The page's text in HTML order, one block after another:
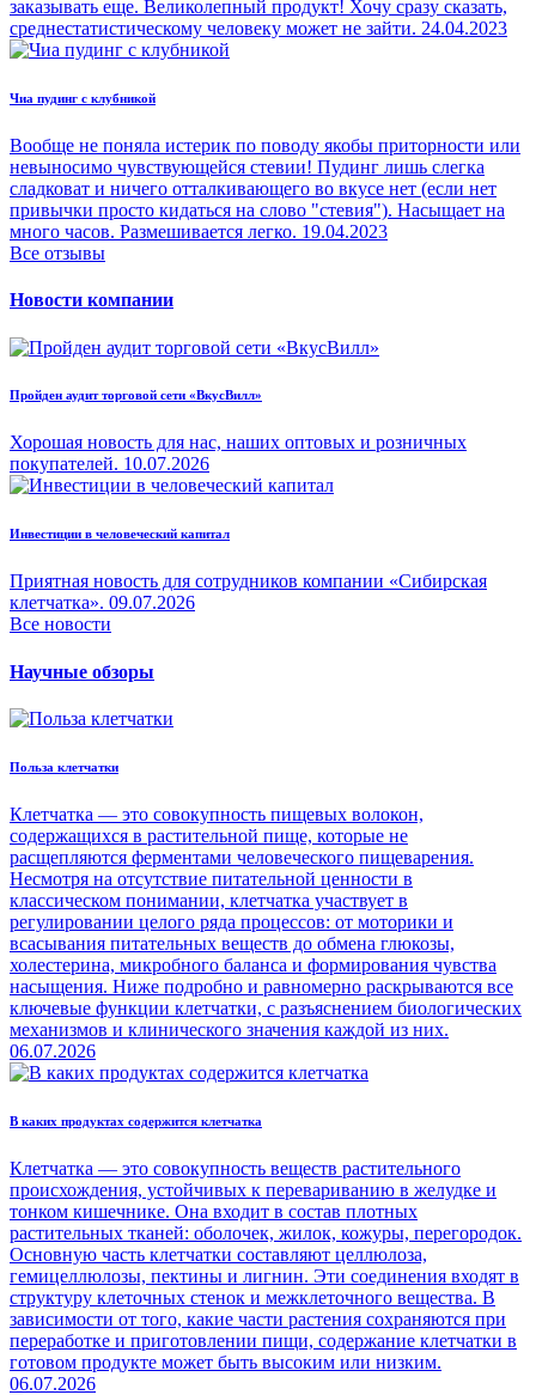
заказывать еще. Великолепный продукт! Хочу сразу сказать,
среднестатистическому человеку может не зайти. 24.04.2023
Чиа пудинг с клубникой
Вообще не поняла истерик по поводу якобы приторности или
невыносимо чувствующейся стевии! Пудинг лишь слегка
сладковат и ничего отталкивающего во вкусе нет (если нет
привычки просто кидаться на слово "стевия"). Насыщает на
много часов. Размешивается легко. 19.04.2023
Все отзывы
Новости компании
Пройден аудит торговой сети «ВкусВилл»
Хорошая новость для нас, наших оптовых и розничных
покупателей. 10.07.2026
Инвестиции в человеческий капитал
Приятная новость для сотрудников компании «Сибирская
клетчатка». 09.07.2026
Все новости
Научные обзоры
Польза клетчатки
Клетчатка — это совокупность пищевых волокон,
содержащихся в растительной пище, которые не
расщепляются ферментами человеческого пищеварения.
Несмотря на отсутствие питательной ценности в
классическом понимании, клетчатка участвует в
регулировании целого ряда процессов: от моторики и
всасывания питательных веществ до обмена глюкозы,
холестерина, микробного баланса и формирования чувства
насыщения. Ниже подробно и равномерно раскрываются все
ключевые функции клетчатки, с разъяснением биологических
механизмов и клинического значения каждой из них.
06.07.2026
В каких продуктах содержится клетчатка
Клетчатка — это совокупность веществ растительного
происхождения, устойчивых к перевариванию в желудке и
тонком кишечнике. Она входит в состав плотных
растительных тканей: оболочек, жилок, кожуры, перегородок.
Основную часть клетчатки составляют целлюлоза,
гемицеллюлозы, пектины и лигнин. Эти соединения входят в
структуру клеточных стенок и межклеточного вещества. В
зависимости от того, какие части растения сохраняются при
переработке и приготовлении пищи, содержание клетчатки в
готовом продукте может быть высоким или низким.
06.07.2026